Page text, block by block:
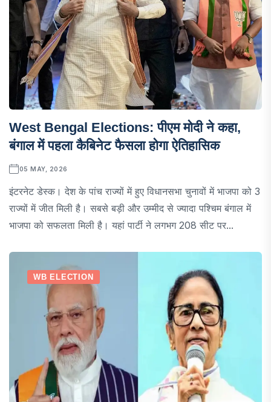
West Bengal Elections: पीएम मोदी ने कहा,
बंगाल में पहला कैबिनेट फैसला होगा ऐतिहासिक
05 MAY, 2026
इंटरनेट डेस्क। देश के पांच राज्यों में हुए विधानसभा चुनावों में भाजपा को 3
राज्यों में जीत मिली है। सबसे बड़ी और उम्मीद से ज्यादा पश्चिम बंगाल में
भाजपा को सफलता मिली है। यहां पार्टी ने लगभग 208 सीट पर...
WB ELECTION